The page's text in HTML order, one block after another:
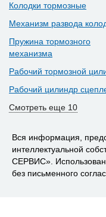
Колодки тормозные
Механизм развода
Пружина тормозного
механизма
Рабочий тормозной
Рабочий цилиндр
Смотреть еще 10
Вся информация,
интеллектуальной
СЕРВИС».
без письменного